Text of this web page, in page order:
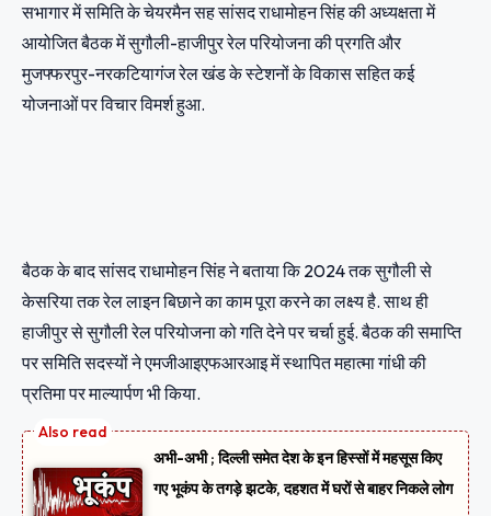
सभागार में समिति के चेयरमैन सह सांसद राधामोहन सिंह की अध्यक्षता में
आयोजित बैठक में सुगौली-हाजीपुर रेल परियोजना की प्रगति और
मुजफ्फरपुर-नरकटियागंज रेल खंड के स्टेशनों के विकास सहित कई
योजनाओं पर विचार विमर्श हुआ.
बैठक के बाद सांसद राधामोहन सिंह ने बताया कि 2024 तक सुगौली से
केसरिया तक रेल लाइन बिछाने का काम पूरा करने का लक्ष्य है. साथ ही
हाजीपुर से सुगौली रेल परियोजना को गति देने पर चर्चा हुई. बैठक की समाप्ति
पर समिति सदस्यों ने एमजीआइएफआरआइ में स्थापित महात्मा गांधी की
प्रतिमा पर माल्यार्पण भी किया.
अभी-अभी ; दिल्ली समेत देश के इन हिस्सों में महसूस किए
गए भूकंप के तगड़े झटके, दहशत में घरों से बाहर निकले लोग